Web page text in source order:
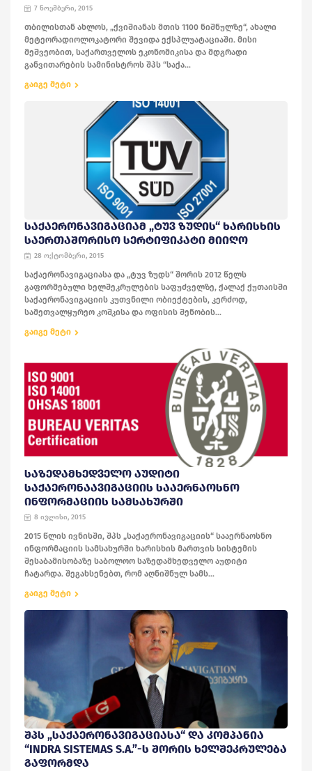
7 ნოემბერი, 2015
თბილისთან ახლოს, „ქვიშიანას მთის 1100 ნიშნულზე“, ახალი
მეტეორადიოლოკატორი შევიდა ექსპლუატაციაში. მისი
მეშვეობით, საქართველოს ეკონომიკისა და მდგრადი
განვითარების სამინისტროს შპს “საქა...
გაიგე მეტი
ᲡᲐᲥᲐᲔᲠᲝᲜᲐᲕᲘᲒᲐᲪᲘᲐᲛ „ᲢᲣᲕ ᲖᲣᲓᲘᲡ“ ᲮᲐᲠᲘᲡᲮᲘᲡ
ᲡᲐᲔᲠᲗᲐᲨᲝᲠᲘᲡᲝ ᲡᲔᲠᲢᲘᲤᲘᲙᲐᲢᲘ ᲛᲘᲘᲦᲝ
28 ოქტომბერი, 2015
საქაერონავიგაციასა და „ტუვ ზუდს“ შორის 2012 წელს
გაფორმებული ხელშეკრულების საფუძველზე, ქალაქ ქუთაისში
საქაერონავიგაციის კუთვნილი ობიექტების, კერძოდ,
სამეთვალყურეო კოშკისა და ოფისის შენობის...
გაიგე მეტი
ᲡᲐᲖᲔᲓᲐᲛᲮᲔᲓᲕᲔᲚᲝ ᲐᲣᲓᲘᲢᲘ
ᲡᲐᲥᲐᲔᲠᲝᲜᲐᲐᲕᲘᲒᲐᲪᲘᲘᲡ ᲡᲐᲐᲔᲠᲜᲐᲝᲡᲜᲝ
ᲘᲜᲤᲝᲠᲛᲐᲪᲘᲘᲡ ᲡᲐᲛᲡᲐᲮᲣᲠᲨᲘ
8 ივლისი, 2015
2015 წლის ივნისში, შპს „საქაერონავიგაციის“ სააერნაოსნო
ინფორმაციის სამსახურში ხარისხის მართვის სისტემის
შესაბამისობაზე საბოლოო საზედამხედველო აუდიტი
ჩატარდა. შეგახსენებთ, რომ აღნიშნულ სამს...
გაიგე მეტი
ᲨᲞᲡ „ᲡᲐᲥᲐᲔᲠᲝᲜᲐᲕᲘᲒᲐᲪᲘᲐᲡᲐ“ ᲓᲐ ᲙᲝᲛᲞᲐᲜᲘᲐ
“INDRA SISTEMAS S.A.”-Ს ᲨᲝᲠᲘᲡ ᲮᲔᲚᲨᲔᲙᲠᲣᲚᲔᲑᲐ
ᲒᲐᲤᲝᲠᲛᲓᲐ